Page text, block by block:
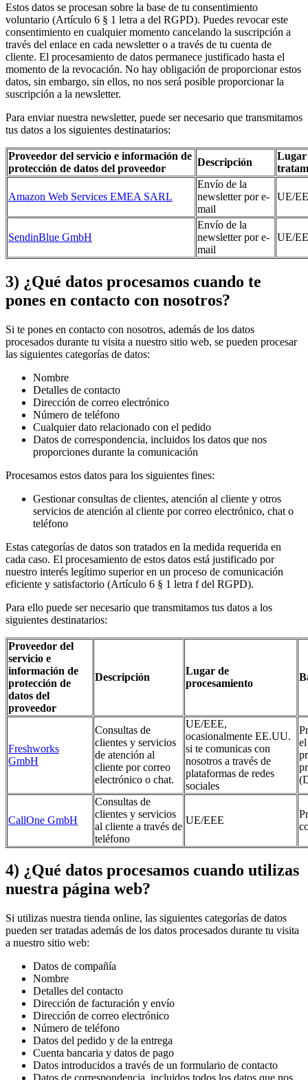
Estos datos se procesan sobre la base de tu consentimiento
voluntario (Artículo 6 § 1 letra a del RGPD). Puedes revocar este
consentimiento en cualquier momento cancelando la suscripción a
través del enlace en cada newsletter o a través de tu cuenta de
cliente. El procesamiento de datos permanece justificado hasta el
momento de la revocación. No hay obligación de proporcionar estos
datos, sin embargo, sin ellos, no nos será posible proporcionar la
suscripción a la newsletter.
Para enviar nuestra newsletter, puede ser necesario que transmitamos
tus datos a los siguientes destinatarios:
Proveedor del servicio e información de
protección de datos del proveedor
Descripción
Lugar
Amazon Web Services EMEA SARL
Envío de la
newsletter por e-
mail
UE/
SendinBlue GmbH
Envío de la
newsletter por e-
mail
UE/
3) ¿Qué datos procesamos cuando te
pones en contacto con nosotros?
Si te pones en contacto con nosotros, además de los datos
procesados durante tu visita a nuestro sitio web, se pueden procesar
las siguientes categorías de datos:
Nombre
Detalles de contacto
Dirección de correo electrónico
Número de teléfono
Cualquier dato relacionado con el pedido
Datos de correspondencia, incluidos los datos que nos
proporciones durante la comunicación
Procesamos estos datos para los siguientes fines:
Gestionar consultas de clientes, atención al cliente y otros
servicios de atención al cliente por correo electrónico, chat o
teléfono
Estas categorías de datos son tratados en la medida requerida en
cada caso. El procesamiento de estos datos está justificado por
nuestro interés legítimo superior en un proceso de comunicación
eficiente y satisfactorio (Artículo 6 § 1 letra f del RGPD).
Para ello puede ser necesario que transmitamos tus datos a los
siguientes destinatarios:
Proveedor del
servicio e
información de
protección de
datos del
proveedor
Descripción
Lugar de
procesamiento
Freshworks
GmbH
Consultas de
clientes y servicios
de atención al
cliente por correo
electrónico o chat.
UE/EEE,
ocasionalmente EE.UU.
si te comunicas con
nosotros a través de
plataformas de redes
sociales
CallOne GmbH
Consultas de
clientes y servicios
al cliente a través de
teléfono
UE/EEE
4) ¿Qué datos procesamos cuando utilizas
nuestra página web?
Si utilizas nuestra tienda online, las siguientes categorías de datos
pueden ser tratadas además de los datos procesados durante tu visita
a nuestro sitio web:
Datos de compañía
Nombre
Detalles del contacto
Dirección de facturación y envío
Dirección de correo electrónico
Número de teléfono
Datos del pedido y de la entrega
Cuenta bancaria y datos de pago
Datos introducidos a través de un formulario de contacto